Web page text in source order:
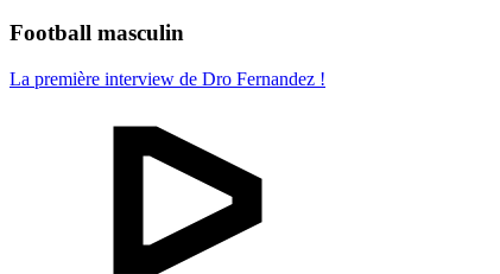
Football masculin
La première interview de Dro Fernandez !